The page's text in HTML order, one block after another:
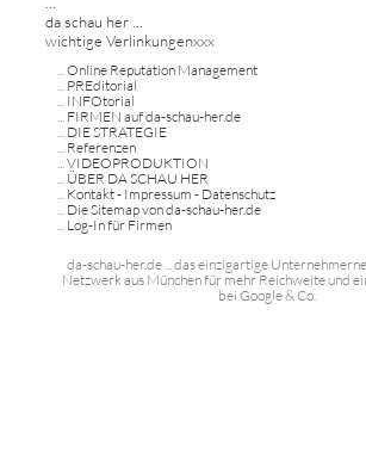
da schau her ...
wichtige Verlinkungenxxx
...Online Reputation Management
... PREditorial
... INFOtorial
... FIRMEN auf da-schau-her.de
... DIE STRATEGIE
... Referenzen
...VIDEOPRODUKTION
... ÜBER DA SCHAU HER
... Kontakt - Impressum - Datenschutz
... Die Sitemap von da-schau-her.de
... Log-In für Firmen
da-schau-her.de ... das einzigartige
Netzwerk aus München für mehr Reichweite und
bei Google & Co.